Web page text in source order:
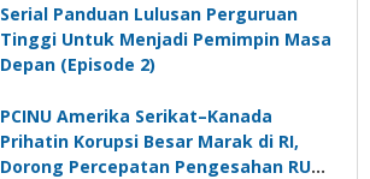
Serial Panduan Lulusan Perguruan
Tinggi Untuk Menjadi Pemimpin Masa
Depan (Episode 2)
PCINU Amerika Serikat–Kanada
Prihatin Korupsi Besar Marak di RI,
Dorong Percepatan Pengesahan RUU